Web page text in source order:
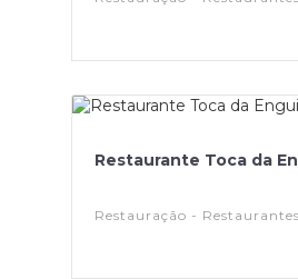
Restaurante Toca da
Restauração - Restaurantes